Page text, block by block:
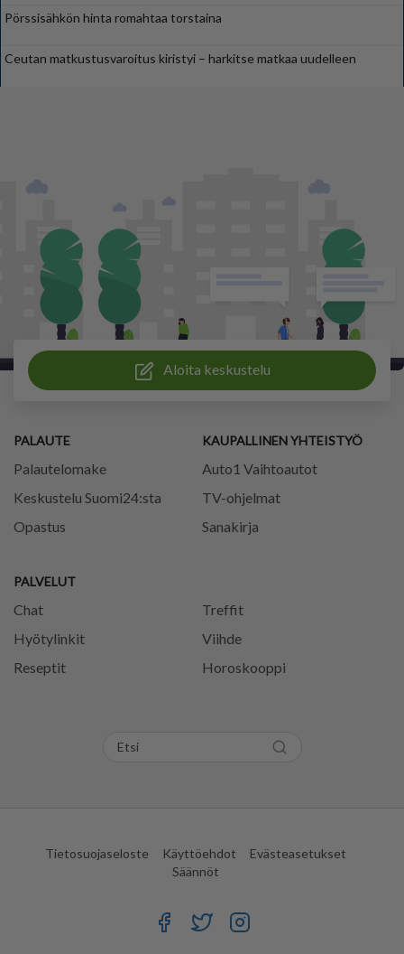
Pörssisähkön hinta romahtaa torstaina
Ceutan matkustusvaroitus kiristyi – harkitse matkaa uudelleen
Aloita keskustelu
PALAUTE
Palautelomake
Keskustelu Suomi24:sta
Opastus
PALVELUT
Chat
Treffit
Hyötylinkit
Viihde
Reseptit
Horoskooppi
KAUPALLINEN YHTEISTYÖ
Auto1 Vaihtoautot
TV-ohjelmat
Sanakirja
Tietosuojaseloste Käyttöehdot
Evästeasetukset
Säännöt